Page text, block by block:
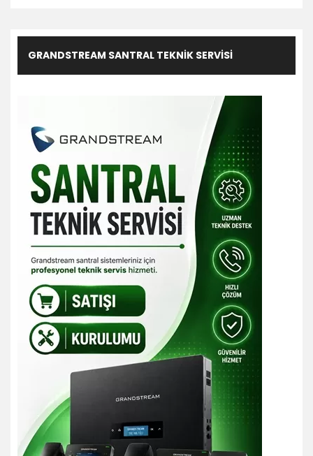
GRANDSTREAM SANTRAL TEKNIK SERVISI